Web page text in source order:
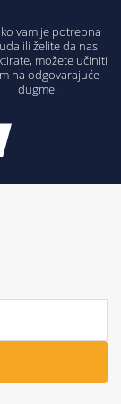
vam je potrebna
ili želite da nas
možete učiniti
na odgovarajuće
dugme.